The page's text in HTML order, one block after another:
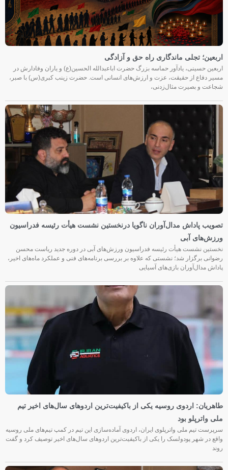
اربعین؛ تجلی ماندگاری راه حق و آزادگی
اربعین حسینی، یادآور حماسه بزرگ حضرت اباعبدالله الحسین(ع) و یاران وفادارش در
مسیر دفاع از حقیقت، عزت و ارزش‌های انسانی است. حضرت زینب کبری(س) با صبر،
شجاعت و بصیرت مثال‌زدنی،
تصویب پاداش مدال‌آوران ناگویا درنخستین نشست هیأت رئیسه فدراسیون
ورزش‌های آبی
نخستین نشست هیأت رئیسه فدراسیون ورزش‌های آبی در دوره جدید ریاست محسن
رضوانی برگزار شد؛ نشستی که علاوه بر بررسی برنامه‌های فنی و عملکرد ماه‌های اخیر،
پاداش مدال‌آوران بازی‌های آسیایی
طاهریان: اردوی روسیه یکی از باکیفیت‌ترین اردوهای سال‌های اخیر تیم
ملی واترپلو بود
سرپرست تیم ملی واترپلوی ایران، اردوی آماده‌سازی این تیم در کمپ تیم‌های ملی روسیه
واقع در شهر پودولسک را یکی از باکیفیت‌ترین اردوهای سال‌های اخیر توصیف کرد و گفت
روند